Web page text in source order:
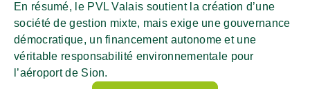
En résumé, le PVL Valais soutient la création d’une
société de gestion mixte, mais exige une gouvernance
démocratique, un financement autonome et une
véritable responsabilité environnementale pour
l’aéroport de Sion.